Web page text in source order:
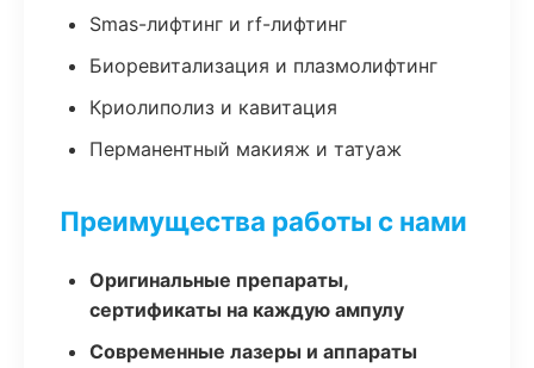
Smas-лифтинг и rf-лифтинг
Биоревитализация и плазмолифтинг
Криолиполиз и кавитация
Перманентный макияж и татуаж
Преимущества работы с нами
Оригинальные препараты,
сертификаты на каждую ампулу
Современные лазеры и аппараты